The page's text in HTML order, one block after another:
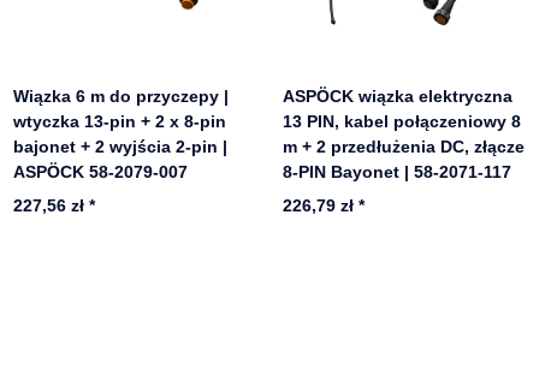
Wiązka 6 m do przyczepy |
wtyczka 13-pin + 2 x 8-pin
bajonet + 2 wyjścia 2-pin |
ASPÖCK 58-2079-007
227,56 zł*
ASPÖCK wiązka elektryczna
13 PIN, kabel połączeniowy 8
m + 2 przedłużenia DC, złącze
8-PIN Bayonet | 58-2071-117
226,79 zł*